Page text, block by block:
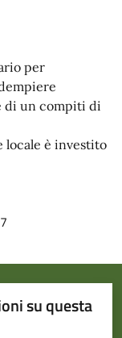
per
di un compiti di
è investito
su questa